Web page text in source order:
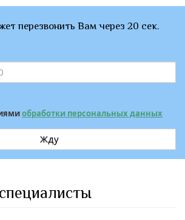
перезвонить Вам через 20 сек.
обработки персональных данных
Жду